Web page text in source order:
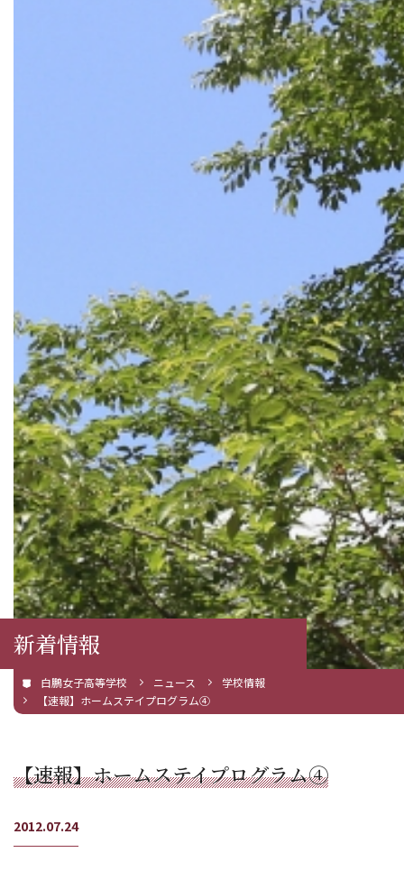
新着情報
白鵬女子高等学校 ニュース
学校情報
【速報】ホームステイプログラム④
【速報】ホームステイプログラム④
2012.07.24